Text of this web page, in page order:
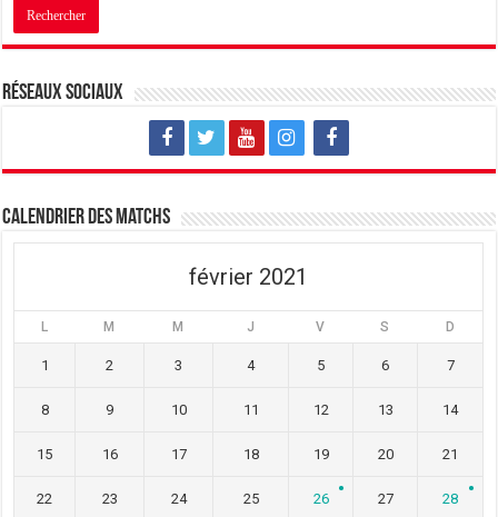
Réseaux sociaux
Calendrier des matchs
février 2021
L M M J V S D
1 2 3 4 5 6 7
8 9 10 11 12 13 14
15 16 17 18 19 20 21
22 23 24 25 26 27 28